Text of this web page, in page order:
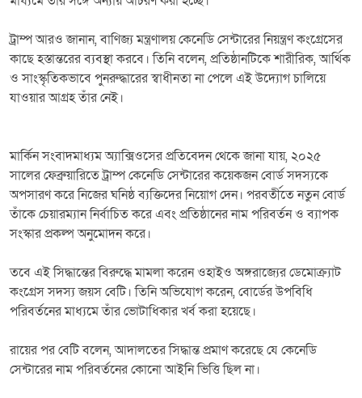
ট্রাম্প আরও জানান, বাণিজ্য মন্ত্রণালয় কেনেডি সেন্টারের নিয়ন্ত্রণ কংগ্রেসের
কাছে হস্তান্তরের ব্যবস্থা করবে। তিনি বলেন, প্রতিষ্ঠানটিকে শারীরিক, আর্থিক
ও সাংস্কৃতিকভাবে পুনরুদ্ধারের স্বাধীনতা না পেলে এই উদ্যোগ চালিয়ে
যাওয়ার আগ্রহ তাঁর নেই।
মার্কিন সংবাদমাধ্যম অ্যাক্সিওসের প্রতিবেদন থেকে জানা যায়, ২০২৫
সালের ফেব্রুয়ারিতে ট্রাম্প কেনেডি সেন্টারের কয়েকজন বোর্ড সদস্যকে
অপসারণ করে নিজের ঘনিষ্ঠ ব্যক্তিদের নিয়োগ দেন। পরবর্তীতে নতুন বোর্ড
তাঁকে চেয়ারম্যান নির্বাচিত করে এবং প্রতিষ্ঠানের নাম পরিবর্তন ও ব্যাপক
সংস্কার প্রকল্প অনুমোদন করে।
তবে এই সিদ্ধান্তের বিরুদ্ধে মামলা করেন ওহাইও অঙ্গরাজ্যের ডেমোক্র্যাট
কংগ্রেস সদস্য জয়স বেটি। তিনি অভিযোগ করেন, বোর্ডের উপবিধি
পরিবর্তনের মাধ্যমে তাঁর ভোটাধিকার খর্ব করা হয়েছে।
রায়ের পর বেটি বলেন, আদালতের সিদ্ধান্ত প্রমাণ করেছে যে কেনেডি
সেন্টারের নাম পরিবর্তনের কোনো আইনি ভিত্তি ছিল না।